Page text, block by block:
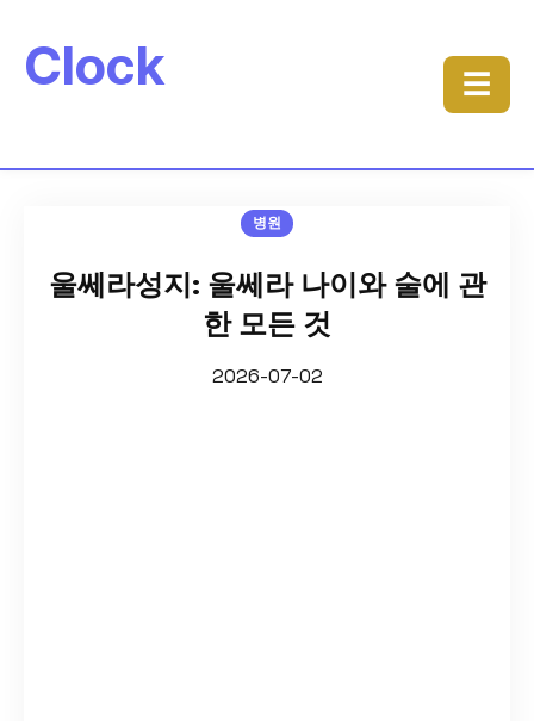
Clock ☰
병원
울쎄라성지: 울쎄라 나이와 술에 관
한 모든 것
2026-07-02